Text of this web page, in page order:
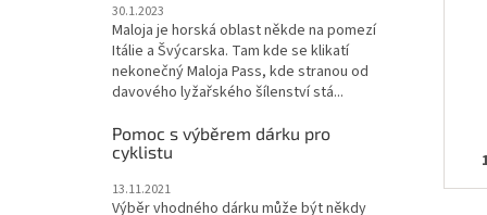
30.1.2023
Maloja je horská oblast někde na pomezí
Itálie a Švýcarska. Tam kde se klikatí
nekonečný Maloja Pass, kde stranou od
davového lyžařského šílenství stá...
Pomoc s výběrem dárku pro
cyklistu
13.11.2021
Výběr vhodného dárku může být někdy